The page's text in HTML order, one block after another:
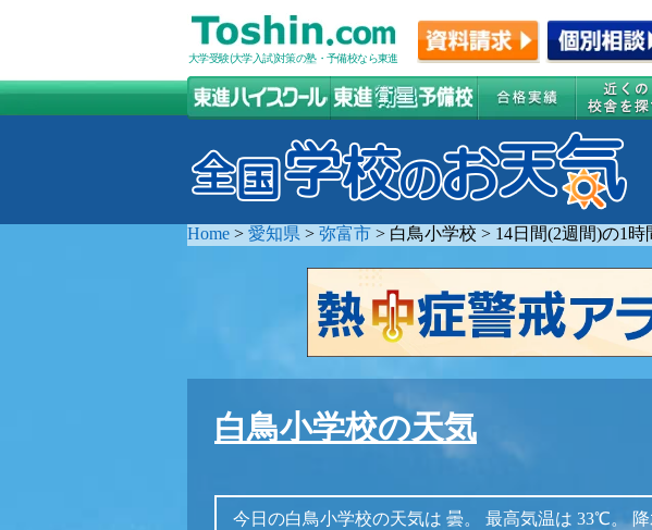
大学受験(大学入試)対策の塾・予備校なら東進
Home > 愛知県 > 弥富市 > 白鳥小学校 > 14日間(2週間)の1
白鳥小学校の天気
今日の白鳥小学校の天気は 曇。 最高気温は 33℃。